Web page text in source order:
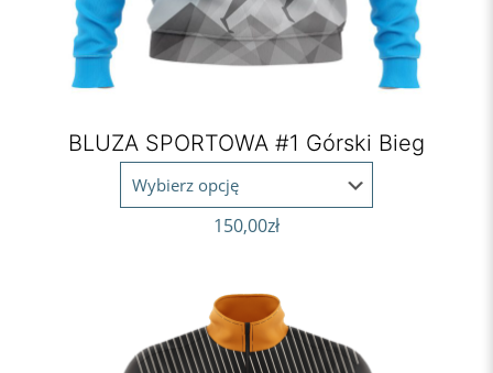
BLUZA SPORTOWA #1 Górski Bieg
150,00zł